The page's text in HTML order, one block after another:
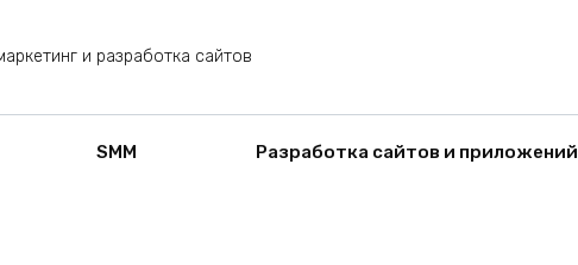
и разработка сайтов
SMM Разработка сайтов и приложений